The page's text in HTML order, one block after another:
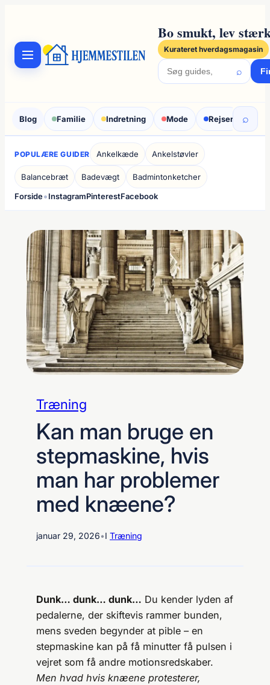
indhold
Bo smukt, lev
Kurateret hverdagsmagasin
⌕
Blog Familie Indretning Mode Rejser ⌕
POPULÆRE GUIDER Ankelkæde Ankelstøvler
Balancebræt Badevægt
Badmintonketcher
Forside•InstagramPinterestFacebook
Træning
Kan man bruge en
stepmaskine, hvis
man har problemer
med knæene?
januar 29, 2026•I Træning
Dunk… dunk… dunk… Du kender lyden af
pedalerne, der skiftevis rammer bunden,
mens sveden begynder at pible – en
stepmaskine kan på få minutter få pulsen i
vejret som få andre motionsredskaber.
Men hvad hvis knæene protesterer,